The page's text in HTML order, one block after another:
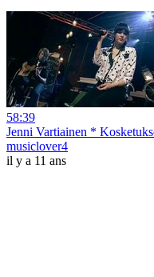
58:39
Jenni Vartiainen *
musiclover4
il y a 11 ans